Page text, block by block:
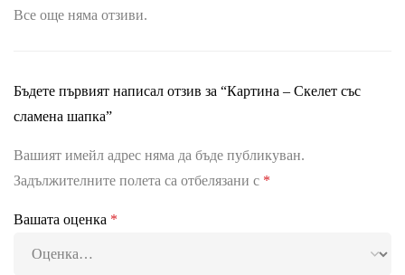
Все още няма отзиви.
Бъдете първият написал отзив за “Картина – Скелет със
сламена шапка”
Вашият имейл адрес няма да бъде публикуван.
Задължителните полета са отбелязани с *
Вашата оценка *